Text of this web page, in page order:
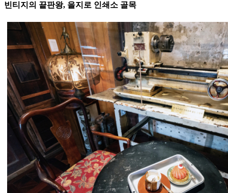
빈티지의 끝판왕, 을지로 인쇄소 골목